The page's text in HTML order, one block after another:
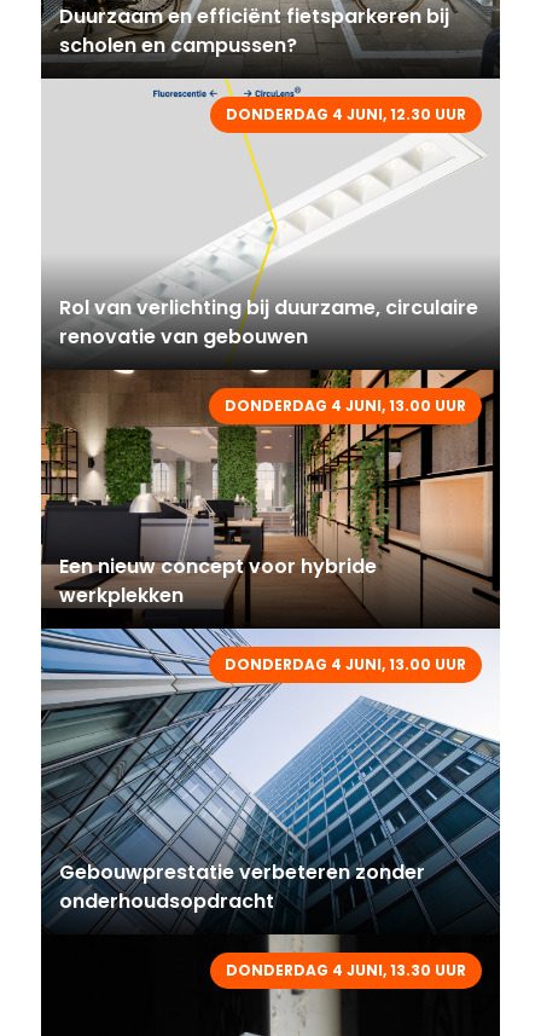
Duurzaam en efficiënt fietsparkeren bij
scholen en campussen?
DONDERDAG 4 JUNI, 12.30 UUR
Rol van verlichting bij duurzame, circulaire
renovatie van gebouwen
DONDERDAG 4 JUNI, 13.00 UUR
Een nieuw concept voor hybride
werkplekken
DONDERDAG 4 JUNI, 13.00 UUR
Gebouwprestatie verbeteren zonder
onderhoudsopdracht
DONDERDAG 4 JUNI, 13.30 UUR